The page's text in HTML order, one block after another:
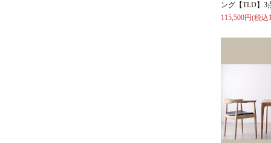
ング【TLD】3
115,500円(税込